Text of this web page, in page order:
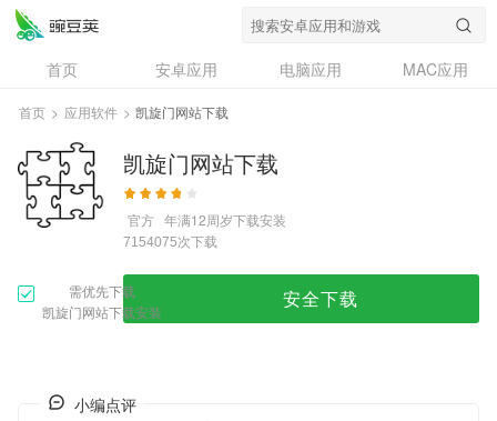
首页 安卓应用 电脑应用
MAC应用
资讯
专题
问答
首页 > 应用软件 > 凯旋门网站下载
凯旋门网站下载
官方 年满12周岁下载安装
7154075次下载
需优先下载
凯旋门网站下载安装
安全下载
小编点评